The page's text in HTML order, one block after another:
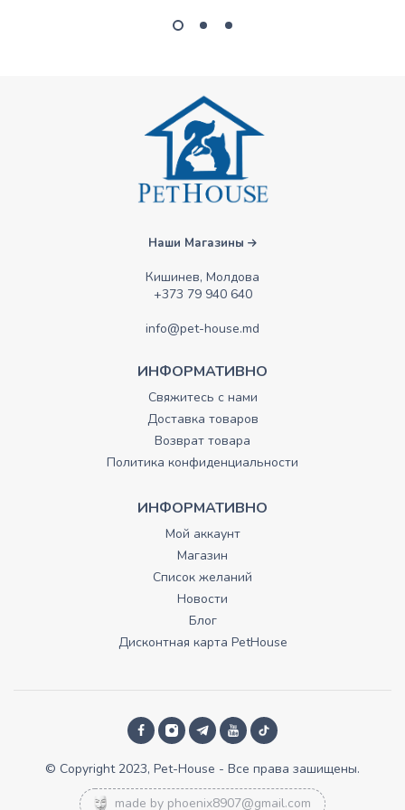
Наши Магазины
Кишинев, Молдова
+373 79 940 640
info@pet-house.md
ИНФОРМАТИВНО
Свяжитесь с нами
Доставка товаров
Возврат товара
Политика конфиденциальности
ИНФОРМАТИВНО
Мой аккаунт
Магазин
Список желаний
Новости
Блог
Дисконтная карта PetHouse
© Copyright 2023, Pet-House - Все права зашищены.
made by phoenix8907@gmail.com